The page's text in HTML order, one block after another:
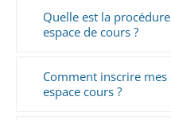
Quelle est la
espace de cours ?
Comment inscrire
espace cours ?